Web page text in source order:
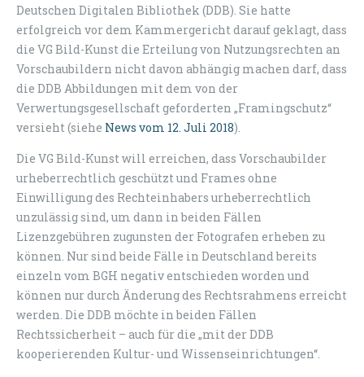
Deutschen Digitalen Bibliothek (DDB). Sie hatte
erfolgreich vor dem Kammergericht darauf geklagt, dass
die VG Bild-Kunst die Erteilung von Nutzungsrechten an
Vorschaubildern nicht davon abhängig machen darf, dass
die DDB Abbildungen mit dem von der
Verwertungsgesellschaft geforderten „Framingschutz“
versieht (siehe News vom 12. Juli 2018).
Die VG Bild-Kunst will erreichen, dass Vorschaubilder
urheberrechtlich geschützt und Frames ohne
Einwilligung des Rechteinhabers urheberrechtlich
unzulässig sind, um dann in beiden Fällen
Lizenzgebühren zugunsten der Fotografen erheben zu
können. Nur sind beide Fälle in Deutschland bereits
einzeln vom BGH negativ entschieden worden und
können nur durch Änderung des Rechtsrahmens erreicht
werden. Die DDB möchte in beiden Fällen
Rechtssicherheit – auch für die „mit der DDB
kooperierenden Kultur- und Wissenseinrichtungen“.